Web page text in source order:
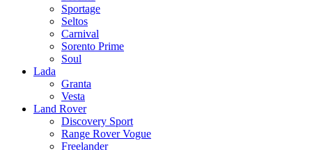
Sportage
Seltos
Carnival
Sorento Prime
Soul
Lada
Granta
Vesta
Land Rover
Discovery Sport
Range Rover Vogue
Freelander